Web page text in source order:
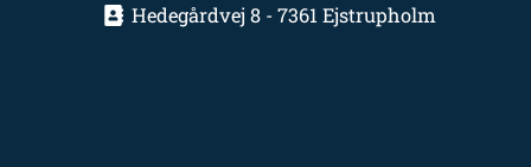
Hedegårdvej 8 - 7361 Ejstrupholm